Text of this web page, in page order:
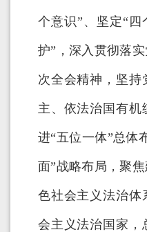
个意识”、坚定“四
护”，深入贯彻落
次全会精神，坚持
主、依法治国有机
进“五位一体”总体
面”战略布局，聚
色社会主义法治体
会主义法治国家，